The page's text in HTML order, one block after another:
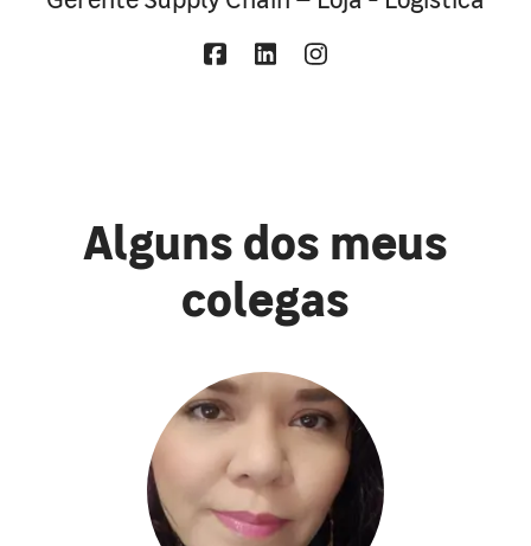
Alguns dos meus
colegas